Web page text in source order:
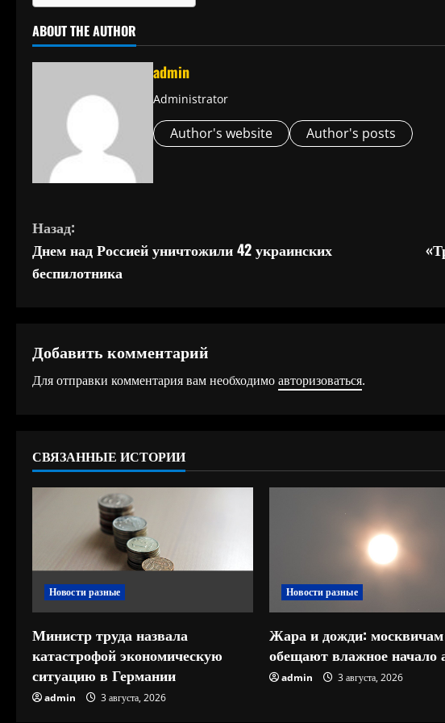
ABOUT THE AUTHOR
admin
Administrator
Author's website Author's posts
П
р
о
и
ч
т
е
н
и
Назад:
Днем над Россией уничтожили 42 украинских
беспилотника
Добавить комментарий
Для отправки комментария вам необходимоавторизоваться.
СВЯЗАННЫЕ ИСТОРИИ
Новости разные
Министр труда назвала
катастрофой экономическую
ситуацию в Германии
admin 3 августа, 2026
Новости разные
Жара и дожди: москвичам
обещают влажное начало
admin 3 августа, 2026